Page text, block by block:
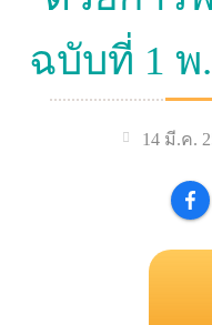
ฉบับที่ 1 พ.
14 มี.ค.